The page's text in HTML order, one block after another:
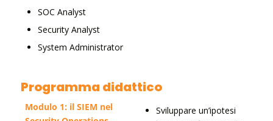
SOC Analyst
Security Analyst
System Administrator
Programma didattico
Modulo 1: il SIEM nel
Sviluppare un’ipotesi